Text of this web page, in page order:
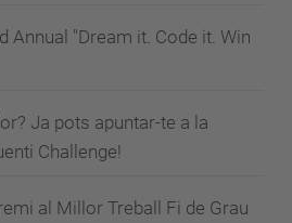
Annual "Dream it. Code it. Win
Ja pots apuntar-te a la
Challenge!
al Millor Treball Fi de Grau